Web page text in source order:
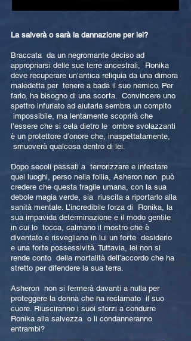
La salverà o sarà la dannazione per lei?
Braccata da un negromante deciso ad
appropriarsi delle sue terre ancestrali, Ronika
deve recuperare un’antica reliquia da una dimora
maledetta per tenere a bada il suo nemico. Per
farlo, ha bisogno di una scorta. Convincere uno
spettro infuriato ad aiutarla sembra un compito
impossibile, ma lentamente scoprirà che
l’essere che si cela dietro le ombre svolazzanti
è un protettore d’onore che, inaspettatamente,
smuoverà qualcosa dentro di lei.
Dopo secoli passati a terrorizzare e infestare
quei luoghi, perso nella follia, Asheron non può
credere che questa fragile umana, con la sua
debole magia verde, sia riuscita a riportarlo alla
sanità mentale. L’incredibile forza di Ronika, la
sua impavida determinazione e il modo gentile
in cui lo tocca, calmano il mostro che è
diventato e risvegliano in lui un forte desiderio
e una forte possessività. Tuttavia, lei non si
rende conto della mortalità dell’accordo che ha
stretto per difendere la sua terra.
Asheron non si fermerà davanti a nulla per
proteggere la donna che ha reclamato il suo
cuore. Riusciranno i suoi sforzi a condurre
Ronika alla salvezza o li condanneranno
entrambi?